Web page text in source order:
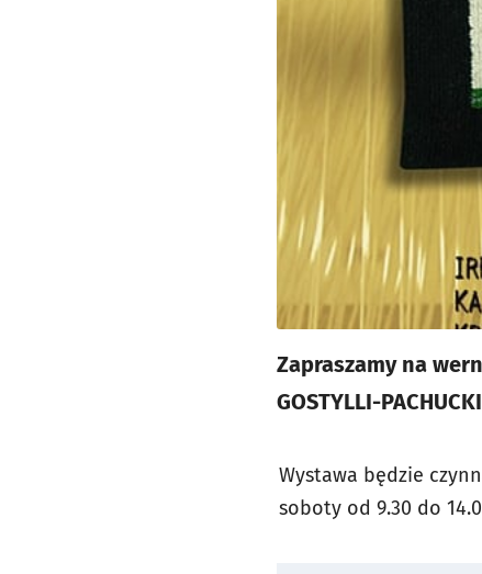
Zapraszamy na
GOSTYLLI-
Wystawa będzie
soboty od 9.30 do